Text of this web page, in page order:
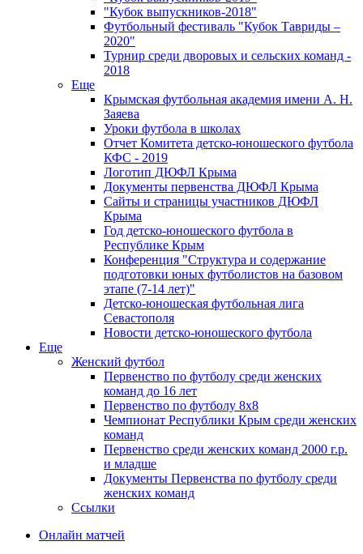
"Кубок выпускников-2018"
Футбольный фестиваль "Кубок Тавриды –
2020"
Турнир среди дворовых и сельских команд -
2018
Еще
Крымская футбольная академия имени А. Н.
Заяева
Уроки футбола в школах
Отчет Комитета детско-юношеского футбола
КФС - 2019
Логотип ДЮФЛ Крыма
Документы первенства ДЮФЛ Крыма
Сайты и страницы участников ДЮФЛ
Крыма
Год детско-юношеского футбола в
Республике Крым
Конференция "Структура и содержание
подготовки юных футболистов на базовом
этапе (7-14 лет)"
Детско-юношеская футбольная лига
Севастополя
Новости детско-юношеского футбола
Еще
Женский футбол
Первенство по футболу среди женских
команд до 16 лет
Первенство по футболу 8х8
Чемпионат Республики Крым среди женских
команд
Первенство среди женских команд 2000 г.р.
и младше
Документы Первенства по футболу среди
женских команд
Ссылки
Онлайн матчей